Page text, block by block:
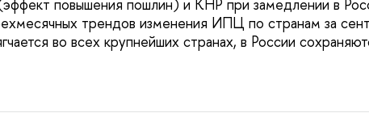
повышения пошлин) и КНР при замедлении в
трендов изменения ИПЦ по странам за
во всех крупнейших странах, в России